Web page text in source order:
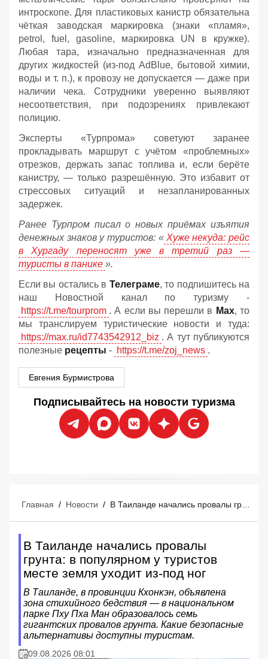
интроскопе. Для пластиковых канистр обязательна
чёткая заводская маркировка (знаки «пламя»,
petrol, fuel, gasoline, маркировка UN в кружке).
Любая тара, изначально предназначенная для
других жидкостей (из‑под AdBlue, бытовой химии,
воды и т. п.), к провозу не допускается — даже при
наличии чека. Сотрудники уверенно выявляют
несоответствия, при подозрениях привлекают
полицию.
Эксперты «Турпрома» советуют заранее
прокладывать маршрут с учётом «проблемных»
отрезков, держать запас топлива и, если берёте
канистру, — только разрешённую. Это избавит от
стрессовых ситуаций и незапланированных
задержек.
Ранее Турпром писал о новых приёмах изъятия
денежных знаков у туристов: « Хуже некуда: рейс
в Хургаду переносят уже в третий раз —
туристы в панике ».
Если вы остались в Телеграме, то подпишитесь на
наш Новостной канал по туризму -
https://t.me/tourprom . А если вы перешли в Мах, то
мы транслируем туристические новости и туда:
https://max.ru/id7743542912_biz . А тут публикуются
полезные рецепты - https://t.me/zoj_news .
Евгения Бурмистрова
Подписывайтесь на новости туризма
Главная / Новости /
В Таиланде начались провалы
грунта: в популярном у туристов
месте земля уходит из-под ног
В Таиланде, в провинции Кхонкэн, объявлена
зона стихийного бедствия — в национальном
парке Пху Пха Ман образовалось семь
гигантских провалов грунта. Какие безопасные
альтернативы доступны туристам.
09.08.2026 08:01